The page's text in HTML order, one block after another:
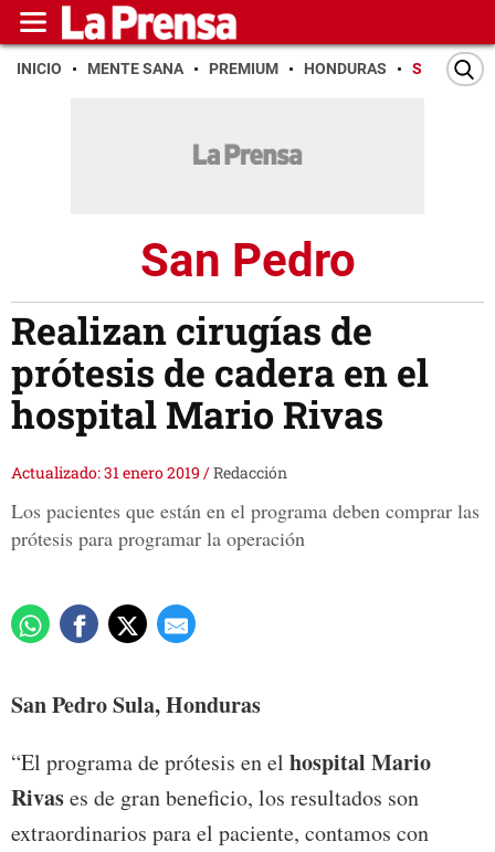
INICIO MENTE SANA PREMIUM HONDURAS SAN PEDRO
San Pedro
Realizan cirugías de
prótesis de cadera en el
hospital Mario Rivas
Actualizado: 31 enero 2019 /Redacción
Los pacientes que están en el programa deben comprar las
prótesis para programar la operación
San Pedro Sula, Honduras
“El programa de prótesis en el hospital Mario
Rivases de gran beneficio, los resultados son
extraordinarios para el paciente, contamos con